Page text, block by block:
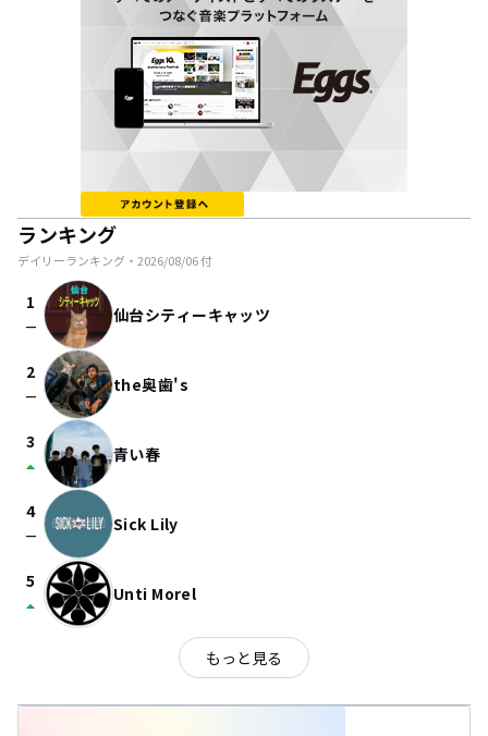
ランキング
デイリーランキング・ 2026/08/06付
1
check_indeterminate_small 仙台シティーキャッツ
2
check_indeterminate_small the奥歯's
3
arrow_drop_up 青い春
4
check_indeterminate_small Sick Lily
5
arrow_drop_up Unti Morel
もっと見る